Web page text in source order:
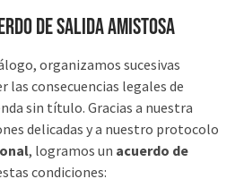
de salida amistosa
organizamos sucesivas
las consecuencias legales de
sin título. Gracias a nuestra
delicadas y a nuestro protocolo
, logramos un acuerdo de
condiciones: